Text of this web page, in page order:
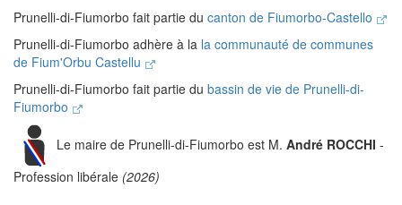
Prunelli-di-Fiumorbo fait partie du canton de Fiumorbo-Castello
Prunelli-di-Fiumorbo adhère à la la communauté de communes
de Fium'Orbu Castellu
Prunelli-di-Fiumorbo fait partie du bassin de vie de Prunelli-di-
Fiumorbo
Le maire de Prunelli-di-Fiumorbo est M. André ROCCHI -
Profession libérale (2026)